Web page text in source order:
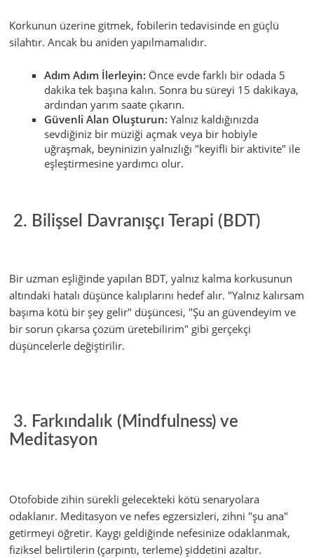
Korkunun üzerine gitmek, fobilerin tedavisinde en güçlü
silahtır. Ancak bu aniden yapılmamalıdır.
Adım Adım İlerleyin: Önce evde farklı bir odada 5
dakika tek başına kalın. Sonra bu süreyi 15 dakikaya,
ardından yarım saate çıkarın.
Güvenli Alan Oluşturun: Yalnız kaldığınızda
sevdiğiniz bir müziği açmak veya bir hobiyle
uğraşmak, beyninizin yalnızlığı "keyifli bir aktivite" ile
eşleştirmesine yardımcı olur.
2. Bilişsel Davranışçı Terapi (BDT)
Bir uzman eşliğinde yapılan BDT, yalnız kalma korkusunun
altındaki hatalı düşünce kalıplarını hedef alır. "Yalnız kalırsam
başıma kötü bir şey gelir" düşüncesi, "Şu an güvendeyim ve
bir sorun çıkarsa çözüm üretebilirim" gibi gerçekçi
düşüncelerle değiştirilir.
3. Farkındalık (Mindfulness) ve
Meditasyon
Otofobide zihin sürekli gelecekteki kötü senaryolara
odaklanır. Meditasyon ve nefes egzersizleri, zihni "şu ana"
getirmeyi öğretir. Kaygı geldiğinde nefesinize odaklanmak,
fiziksel belirtilerin (çarpıntı, terleme) şiddetini azaltır.